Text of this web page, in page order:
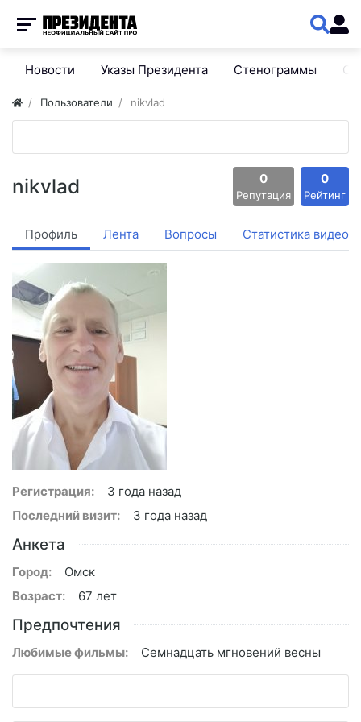
Новости Указы Президента Стенограммы
Пользователи nikvlad
nikvlad 0
Репутация
0
Рейтинг
Профиль Лента Вопросы Статистика видео
Регистрация:
3 года назад
Последний визит:
3 года назад
Анкета
Город:
Омск
Возраст:
67 лет
Предпочтения
Любимые фильмы: Семнадцать мгновений весны